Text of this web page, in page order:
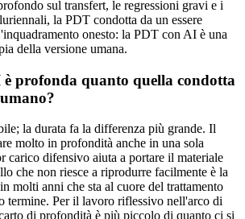
sul transfert, le regressioni gravi e i
la PDT condotta da un essere
onesto: la PDT con AI è una
della versione umana.
profonda quanto quella condotta
la durata fa la differenza più grande. Il
molto in profondità anche in una sola
carico difensivo aiuta a portare il materiale
che non riesce a riprodurre facilmente è la
molti anni che sta al cuore del trattamento
termine. Per il lavoro riflessivo nell'arco di
di profondità è più piccolo di quanto ci si